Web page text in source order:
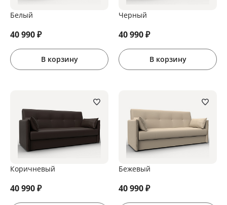
Белый
40 990₽
В корзину
Черный
40 990₽
В корзину
Коричневый
40 990₽
Бежевый
40 990₽